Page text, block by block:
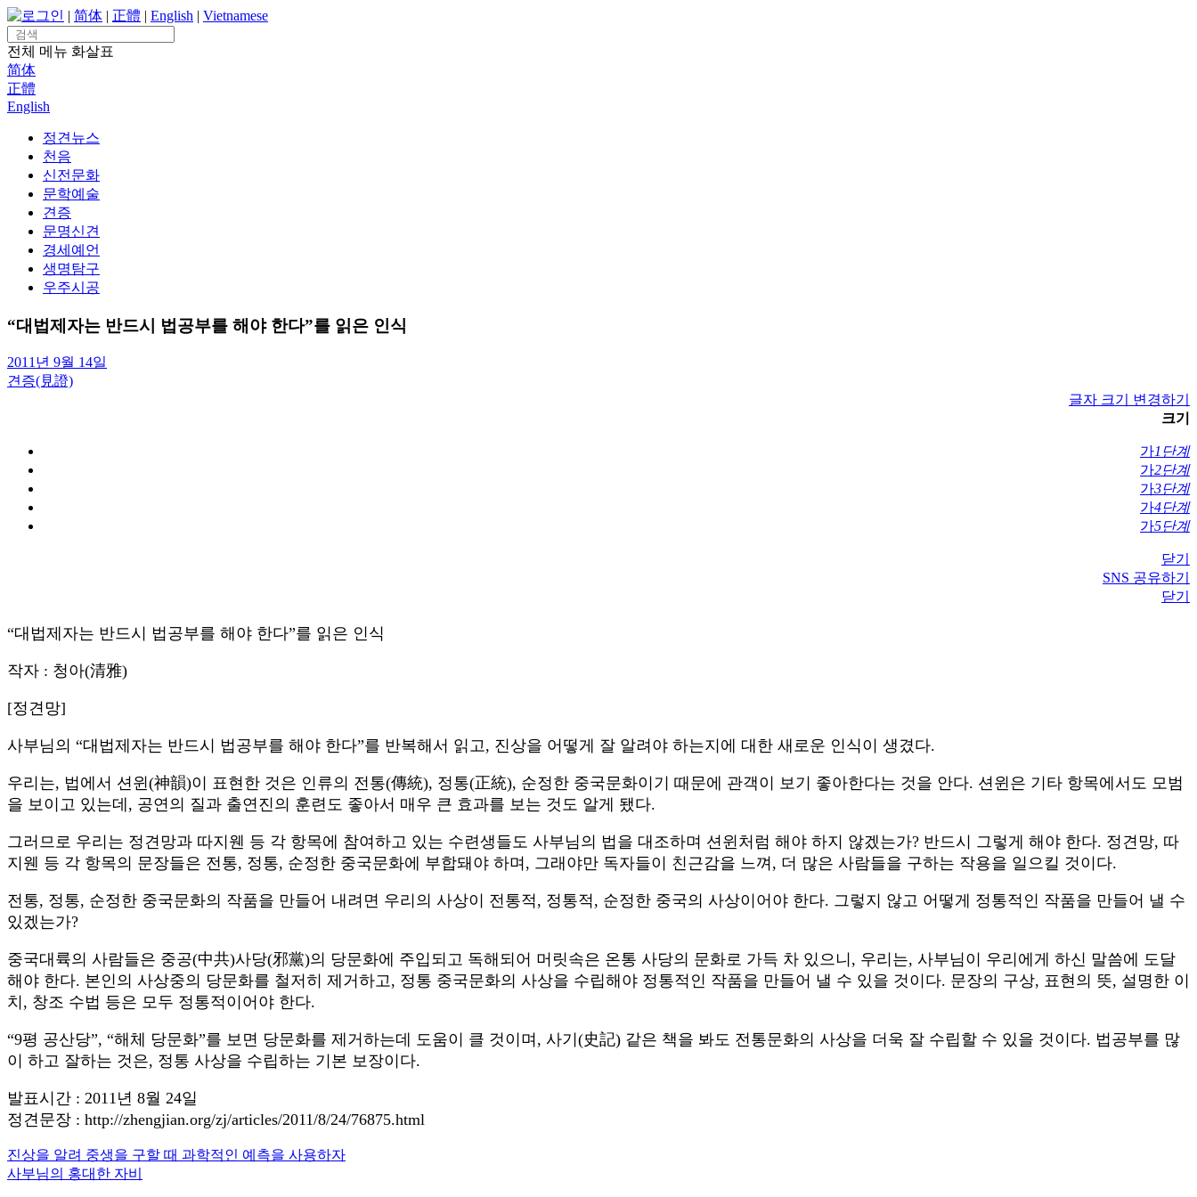
Skip
to
content
로그인 | 简体 | 正體 | English | Vietnamese
Search
for:
전체 메뉴 화살표
简体
正體
English
정견뉴스
천음
신전문화
문학예술
견증
문명신견
경세예언
생명탐구
우주시공
“대법제자는 반드시 법공부를 해야 한다”를 읽은 인식
2011년 9월 14일
견증(見證)
글자 크기 변경하기
크기
가1단계
가2단계
가3단계
가4단계
가5단계
닫기
SNS 공유하기
닫기
“대법제자는 반드시 법공부를 해야 한다”를 읽은 인식
작자 : 청아(清雅)
[정견망]
사부님의 “대법제자는 반드시 법공부를 해야 한다”를 반복해서 읽고, 진상을 어떻게 잘 알려야 하는지에 대한 새로운 인식이 생겼다.
우리는, 법에서 션윈(神韻)이 표현한 것은 인류의 전통(傳統), 정통(正統), 순정한 중국문화이기 때문에 관객이 보기 좋아한다는 것을 안다. 션윈은 기타 항목에서도 모범
을 보이고 있는데, 공연의 질과 출연진의 훈련도 좋아서 매우 큰 효과를 보는 것도 알게 됐다.
그러므로 우리는 정견망과 따지웬 등 각 항목에 참여하고 있는 수련생들도 사부님의 법을 대조하며 션윈처럼 해야 하지 않겠는가? 반드시 그렇게 해야 한다. 정견망, 따
지웬 등 각 항목의 문장들은 전통, 정통, 순정한 중국문화에 부합돼야 하며, 그래야만 독자들이 친근감을 느껴, 더 많은 사람들을 구하는 작용을 일으킬 것이다.
전통, 정통, 순정한 중국문화의 작품을 만들어 내려면 우리의 사상이 전통적, 정통적, 순정한 중국의 사상이어야 한다. 그렇지 않고 어떻게 정통적인 작품을 만들어 낼 수
있겠는가?
중국대륙의 사람들은 중공(中共)사당(邪黨)의 당문화에 주입되고 독해되어 머릿속은 온통 사당의 문화로 가득 차 있으니, 우리는, 사부님이 우리에게 하신 말씀에 도달
해야 한다. 본인의 사상중의 당문화를 철저히 제거하고, 정통 중국문화의 사상을 수립해야 정통적인 작품을 만들어 낼 수 있을 것이다. 문장의 구상, 표현의 뜻, 설명한 이
치, 창조 수법 등은 모두 정통적이어야 한다.
“9평 공산당”, “해체 당문화”를 보면 당문화를 제거하는데 도움이 클 것이며, 사기(史記) 같은 책을 봐도 전통문화의 사상을 더욱 잘 수립할 수 있을 것이다. 법공부를 많
이 하고 잘하는 것은, 정통 사상을 수립하는 기본 보장이다.
발표시간 : 2011년 8월 24일
정견문장 : http://zhengjian.org/zj/articles/2011/8/24/76875.html
글
내
Previous
Post:
진상을 알려 중생을 구할 때 과학적인 예측을 사용하자
Next
사부님의 홍대한 자비